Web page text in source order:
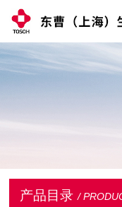
产品目录 /